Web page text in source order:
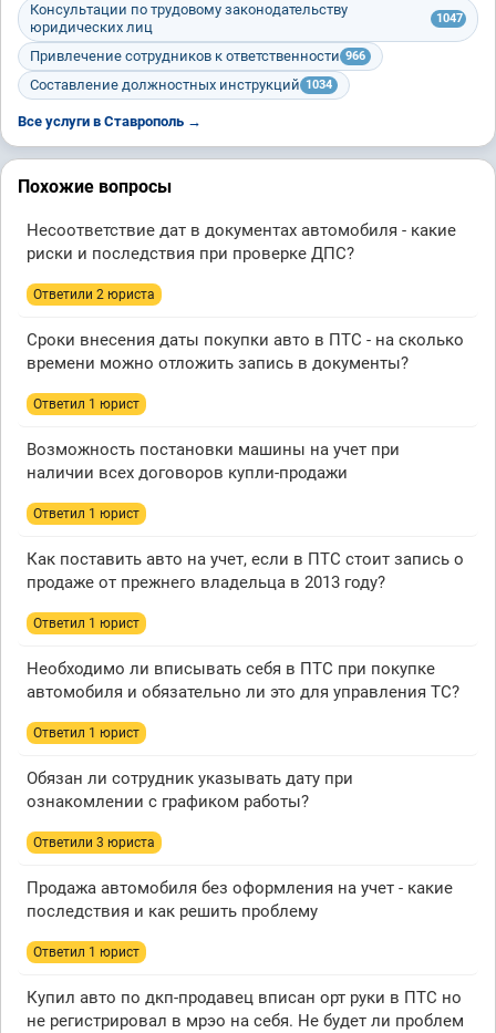
Консультации по трудовому законодательству
юридических лиц
1047
Привлечение сотрудников к ответственности 966
Составление должностных инструкций 1034
Все услуги в Ставрополь →
Похожие вопросы
Несоответствие дат в документах автомобиля - какие
риски и последствия при проверке ДПС?
Ответили 2 юристa
Сроки внесения даты покупки авто в ПТС - на сколько
времени можно отложить запись в документы?
Ответил 1 юрист
Возможность постановки машины на учет при
наличии всех договоров купли-продажи
Ответил 1 юрист
Как поставить авто на учет, если в ПТС стоит запись о
продаже от прежнего владельца в 2013 году?
Ответил 1 юрист
Необходимо ли вписывать себя в ПТС при покупке
автомобиля и обязательно ли это для управления ТС?
Ответил 1 юрист
Обязан ли сотрудник указывать дату при
ознакомлении с графиком работы?
Ответили 3 юристa
Продажа автомобиля без оформления на учет - какие
последствия и как решить проблему
Ответил 1 юрист
Купил авто по дкп-продавец вписан орт руки в ПТС но
не регистрировал в мрэо на себя. Не будет ли проблем